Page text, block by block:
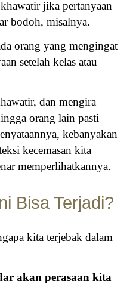
jika pertanyaan
bodoh, misalnya.
orang yang mengingat
setelah kelas atau
dan mengira
orang lain pasti
kebanyakan
kecemasan kita
memperlihatkannya.
Bisa Terjadi?
kita terjebak dalam
akan perasaan kita